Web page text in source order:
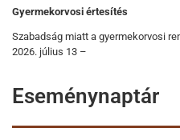
Gyermekorvosi értesítés
Szabadság miatt a gyermekorvosi
2026. július 13 –
Eseménynaptár